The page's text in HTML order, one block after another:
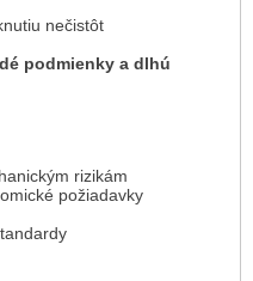
nečistôt
podmienky a dlhú
rizikám
požiadavky